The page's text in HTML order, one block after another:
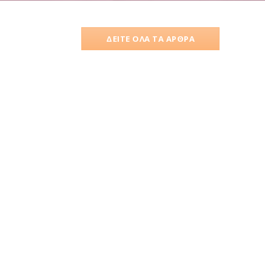
ΔΕΙΤΕ ΟΛΑ ΤΑ ΑΡΘΡΑ